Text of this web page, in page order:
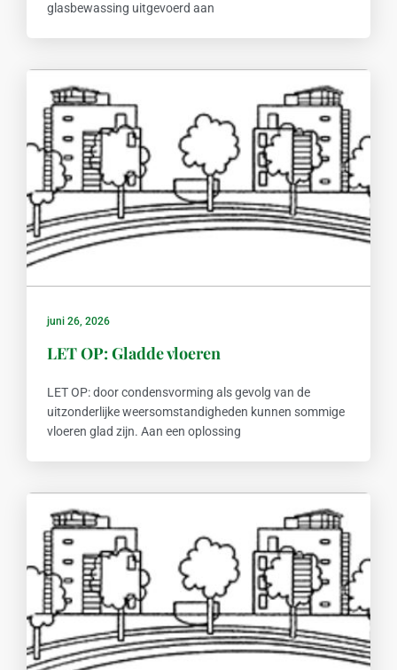
glasbewassing uitgevoerd aan
juni 26, 2026
LET OP: Gladde vloeren
LET OP: door condensvorming als gevolg van de
uitzonderlijke weersomstandigheden kunnen sommige
vloeren glad zijn. Aan een oplossing